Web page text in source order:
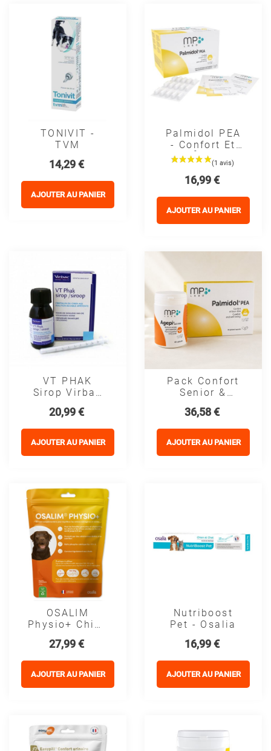
TONIVIT -
TVM
Prix
14,29 €
AJOUTER AU PANIER
Palmidol PEA
- Confort Et
Bien-Être - Mp
Labo
Prix
16,99 €
AJOUTER AU PANIER
VT PHAK
Sirop Virbac
Cristallin Du
Chien Âgé
Prix
20,99 €
AJOUTER AU PANIER
Pack Confort
Senior &
Palmidol PEA
+ Agepi
Oméga 3&6
Prix
36,58 €
AJOUTER AU PANIER
OSALIM
Physio+ Chien
Osalia
Prix
27,99 €
AJOUTER AU PANIER
Nutriboost
Pet - Osalia
Prix
16,99 €
AJOUTER AU PANIER